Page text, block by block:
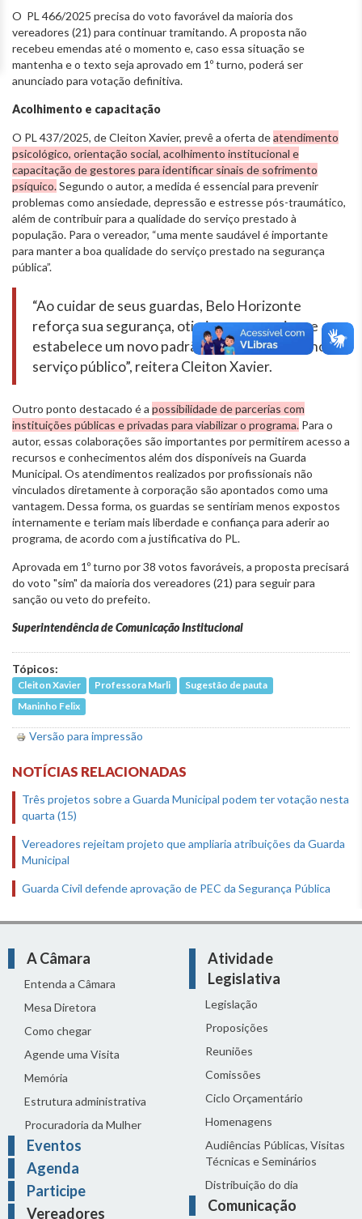
O PL 466/2025 precisa do voto favorável da maioria dos
vereadores (21) para continuar tramitando. A proposta não
recebeu emendas até o momento e, caso essa situação se
mantenha e o texto seja aprovado em 1º turno, poderá ser
anunciado para votação definitiva.
Acolhimento e capacitação
O PL 437/2025, de Cleiton Xavier, prevê a oferta deatendimento
psicológico, orientação social, acolhimento institucional e
capacitação de gestores para identificar sinais de sofrimento
psíquico.Segundo o autor, a medida é essencial para prevenir
problemas como ansiedade, depressão e estresse pós-traumático,
além de contribuir para a qualidade do serviço prestado à
população. Para o vereador, “uma mente saudável é importante
para manter a boa qualidade do serviço prestado na segurança
pública”.
“Ao cuidar de seus guardas, Belo Horizonte
reforça sua segurança, otimiza seus serviços e
estabelece um novo padrão de humanização no
serviço público”, reitera Cleiton Xavier.
Outro ponto destacado é a possibilidade de parcerias com
instituições públicas e privadas para viabilizar o programa. Para o
autor, essas colaborações são importantes por permitirem acesso a
recursos e conhecimentos além dos disponíveis na Guarda
Municipal. Os atendimentos realizados por profissionais não
vinculados diretamente à corporação são apontados como uma
vantagem. Dessa forma, os guardas se sentiriam menos expostos
internamente e teriam mais liberdade e confiança para aderir ao
programa, de acordo com a justificativa do PL.
Aprovada em 1º turno por 38 votos favoráveis, a proposta precisará
do voto "sim" da maioria dos vereadores (21) para seguir para
sanção ou veto do prefeito.
Superintendência de Comunicação Institucional
Tópicos:
Cleiton Xavier Professora Marli
Sugestão de pauta
Maninho Felix
Versão para impressão
NOTÍCIAS RELACIONADAS
Três projetos sobre a Guarda Municipal podem ter votação nesta
quarta (15)
Vereadores rejeitam projeto que ampliaria atribuições da Guarda
Municipal
Guarda Civil defende aprovação de PEC da Segurança Pública
A Câmara
Entenda a Câmara
Mesa Diretora
Como chegar
Agende uma Visita
Memória
Estrutura administrativa
Procuradoria da Mulher
Eventos
Agenda
Participe
Vereadores
Atividade
Legislativa
Legislação
Proposições
Reuniões
Comissões
Ciclo Orçamentário
Homenagens
Audiências Públicas, Visitas
Técnicas e Seminários
Distribuição do dia
Comunicação